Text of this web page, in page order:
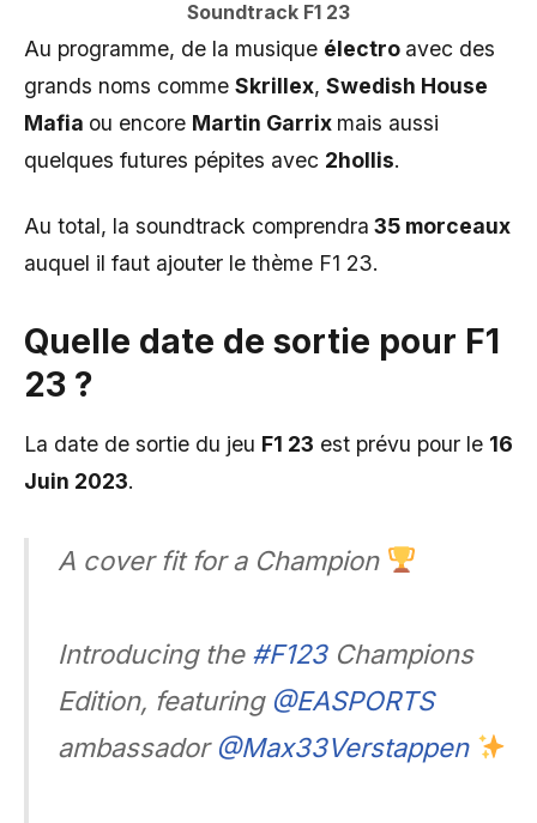
Soundtrack F1 23
Au programme, de la musique électro avec des
grands noms comme Skrillex, Swedish House
Mafia ou encore Martin Garrix mais aussi
quelques futures pépites avec 2hollis.
Au total, la soundtrack comprendra 35 morceaux
auquel il faut ajouter le thème F1 23.
Quelle date de sortie pour F1
23 ?
La date de sortie du jeu F1 23 est prévu pour le 16
Juin 2023.
A cover fit for a Champion
Introducing the #F123Champions
Edition, featuring @EASPORTS
ambassador @Max33Verstappen